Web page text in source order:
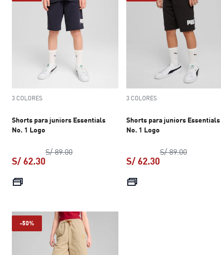
3 COLORES
Shorts para juniors Essentials
No. 1 Logo
S/ 89.00precio original S/ 89.00
S/ 62.30
3 COLORES
Shorts para juniors Essentials
No. 1 Logo
S/ 89.00precio
S/ 62.30
-50%